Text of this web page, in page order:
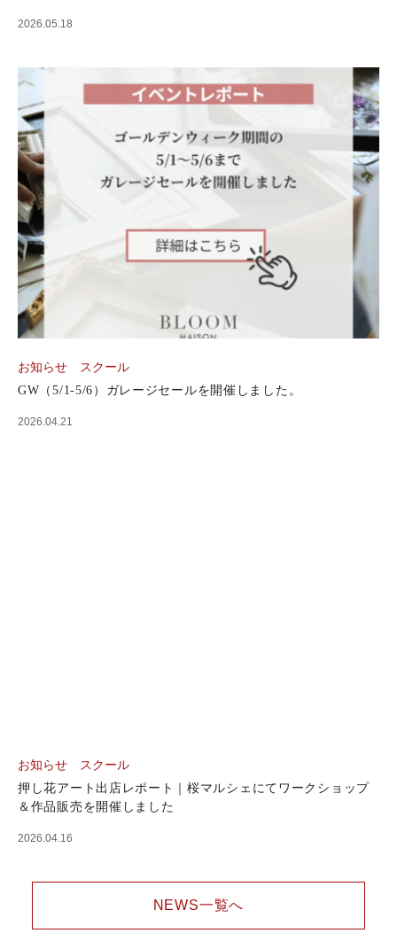
2026.05.18
お知らせ スクール
GW（5/1-5/6）ガレージセールを開催しました。
2026.04.21
お知らせ スクール
押し花アート出店レポート｜桜マルシェにてワークショップ
＆作品販売を開催しました
2026.04.16
NEWS一覧へ